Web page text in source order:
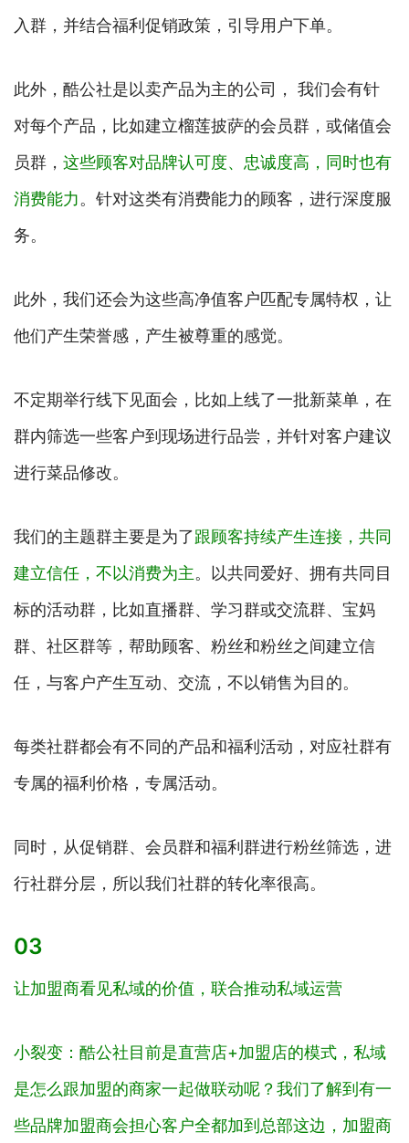
入群，并结合福利促销政策，引导用户下单。
此外，酷公社是以卖产品为主的公司， 我们会有针
对每个产品，比如建立榴莲披萨的会员群，或储值会
员群， 这些顾客对品牌认可度、忠诚度高，同时也有
消费能力。针对这类有消费能力的顾客，进行深度服
务。
此外，我们还会为这些高净值客户匹配专属特权，让
他们产生荣誉感，产生被尊重的感觉。
不定期举行线下见面会，比如上线了一批新菜单，在
群内筛选一些客户到现场进行品尝，并针对客户建议
进行菜品修改。
我们的主题群主要是为了跟顾客持续产生连接，共同
建立信任，不以消费为主。以共同爱好、拥有共同目
标的活动群，比如直播群、学习群或交流群、宝妈
群、社区群等，帮助顾客、粉丝和粉丝之间建立信
任，与客户产生互动、交流，不以销售为目的。
每类社群都会有不同的产品和福利活动，对应社群有
专属的福利价格，专属活动。
同时，从促销群、会员群和福利群进行粉丝筛选，进
行社群分层，所以我们社群的转化率很高。
03
让加盟商看见私域的价值，联合推动私域运营
小裂变：酷公社目前是直营店+加盟店的模式，私域
是怎么跟加盟的商家一起做联动呢？我们了解到有一
些品牌加盟商会担心客户全都加到总部这边，加盟商